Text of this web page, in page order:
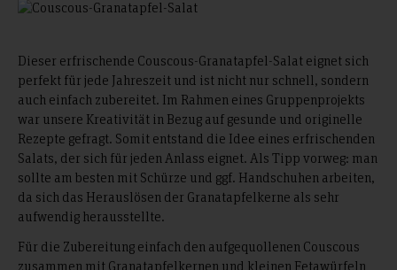
Dieser erfrischende Couscous-Granatapfel-Salat eignet sich
perfekt für jede Jahreszeit und ist nicht nur schnell, sondern
auch einfach zubereitet. Im Rahmen eines Gruppenprojekts
war unsere Kreativität in Bezug auf gesunde und originelle
Rezepte gefragt. Somit entstand die Idee eines erfrischenden
Salats, der sich für jeden Anlass eignet. Als Tipp vorweg: man
sollte am besten mit Schürze und ggf. Handschuhen arbeiten,
da sich das Herauslösen der Granatapfelkerne als sehr
aufwendig herausstellte.
Für die Zubereitung einfach den aufgequollenen Couscous
zusammen mit Granatapfelkernen und kleinen Fetawürfeln